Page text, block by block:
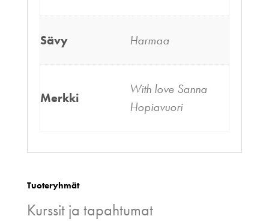
Sävy Harmaa
Merkki
With love Sanna
Hopiavuori
Tuoteryhmät
Kurssit ja tapahtumat